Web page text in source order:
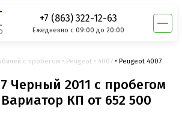
+7 (863) 322-12-63
Ежедневно с 09:00 до 20:00
с пробегом Peugeot 4007 Peugeot 4007
Черный 2011 с пробегом
КП от 652 500